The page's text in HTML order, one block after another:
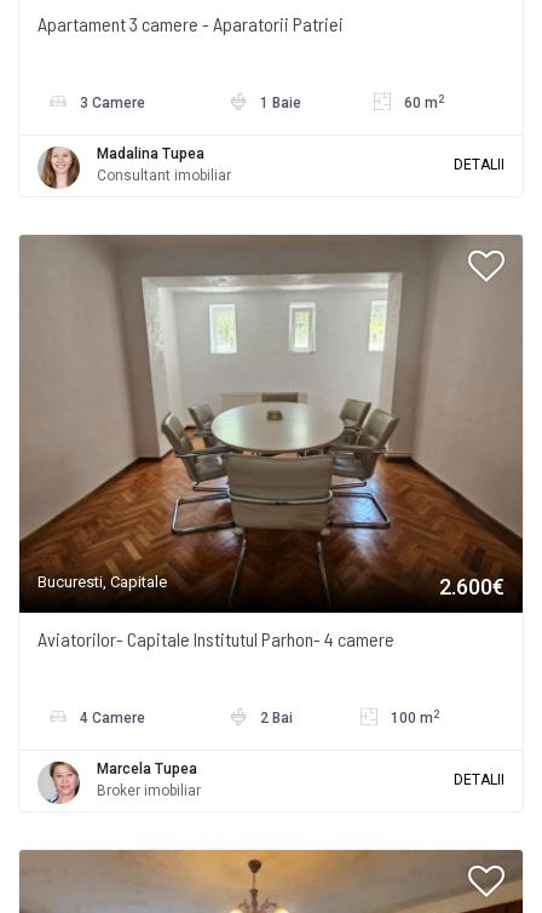
Apartament 3 camere - Aparatorii Patriei
3 Camere 1 Baie 60 m 2
Madalina Tupea
Consultant imobiliar
DETALII
Bucuresti, Capitale 2.600€
Aviatorilor- Capitale Institutul Parhon- 4 camere
4 Camere 2 Bai 100 m 2
Marcela Tupea
Broker imobiliar
DETALII